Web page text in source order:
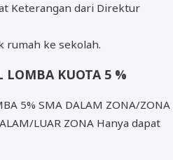
Keterangan dari Direktur
rumah ke sekolah.
LOMBA KUOTA 5 %
5% SMA DALAM ZONA/ZONA
LUAR ZONA Hanya dapat